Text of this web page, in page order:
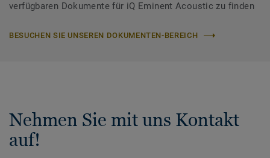
verfügbaren Dokumente für iQ Eminent Acoustic zu finden
BESUCHEN SIE UNSEREN DOKUMENTEN-BEREICH
Nehmen Sie mit uns Kontakt
auf!